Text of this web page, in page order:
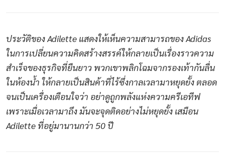
ประวัติของ Adilette แสดงให้เห็นความสามารถของ Adidas
ในการเปลี่ยนความคิดสร้างสรรค์ให้กลายเป็นเรื่องราวความ
สำเร็จของธุรกิจที่ยืนยาว พวกเขาพลิกโฉมจากรองเท้ากันลื่น
ในห้องน้ำ ให้กลายเป็นสินค้าที่ไร้ซึ่งกาลเวลามาหยุดยั้ง ตลอด
จนเป็นเครื่องเตือนใจว่า อย่าดูถูกพลังแห่งความครีเอทีฟ
เพราะเมื่อเวลามาถึง มันจะจุดติดอย่างไม่หยุดยั้ง เสมือน
Adilette ที่อยู่มานานกว่า 50 ปี